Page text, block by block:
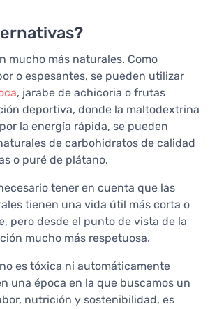
mucho más naturales. Como
o espesantes, se pueden utilizar
, jarabe de achicoria o frutas
deportiva, donde la maltodextrina
la energía rápida, se pueden
de carbohidratos de calidad
o puré de plátano.
tener en cuenta que las
tienen una vida útil más corta o
pero desde el punto de vista de la
mucho más respetuosa.
es tóxica ni automáticamente
una época en la que buscamos un
nutrición y sostenibilidad, es